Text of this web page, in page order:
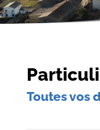
Toutes vos